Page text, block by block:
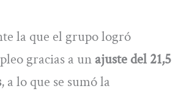
la que el grupo logró
gracias a un ajuste del 21,5
, a lo que se sumó la